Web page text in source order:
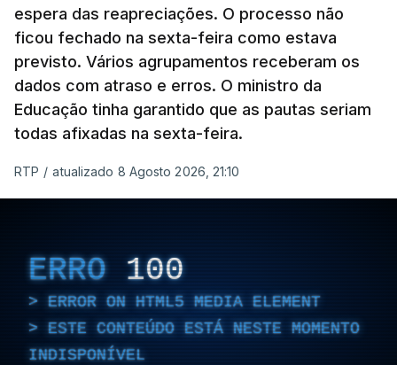
espera das reapreciações. O processo não
ficou fechado na sexta-feira como estava
previsto. Vários agrupamentos receberam os
dados com atraso e erros. O ministro da
Educação tinha garantido que as pautas seriam
todas afixadas na sexta-feira.
RTP / atualizado 8 Agosto 2026, 21:10
ERRO 100
ERROR ON HTML5 MEDIA ELEMENT
ESTE CONTEÚDO ESTÁ NESTE MOMENTO
INDISPONÍVEL